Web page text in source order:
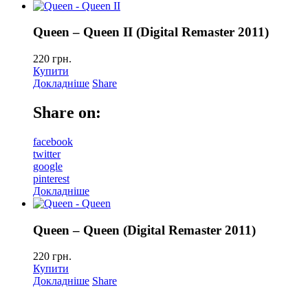
Queen – Queen II (Digital Remaster 2011)
220 грн.
Купити
Докладніше Share
Share on:
facebook
twitter
google
pinterest
Докладніше
Queen – Queen (Digital Remaster 2011)
220 грн.
Купити
Докладніше Share